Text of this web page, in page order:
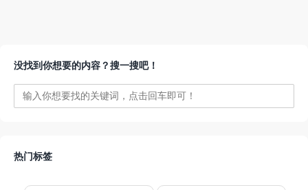
没找到你想要的内容？搜一搜吧！
热门标签